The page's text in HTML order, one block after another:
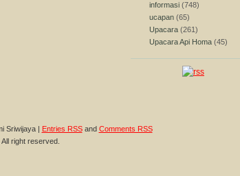
informasi (748)
ucapan (65)
Upacara (261)
Upacara Api Homa (45)
Sriwijaya | Entries RSSand Comments RSS
right reserved.